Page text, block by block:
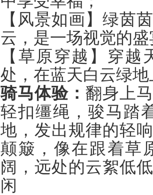
【风景如画】绿茵
云，是一场视觉的
【草原穿越】穿
处，在蓝天白云绿
骑马体验：翻身上
轻扣缰绳，骏马踏
地，发出规律的轻
颠簸，像在跟着草
阔，远处的云絮低
闲